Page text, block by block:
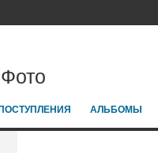
Фото
АЛЬБОМЫ